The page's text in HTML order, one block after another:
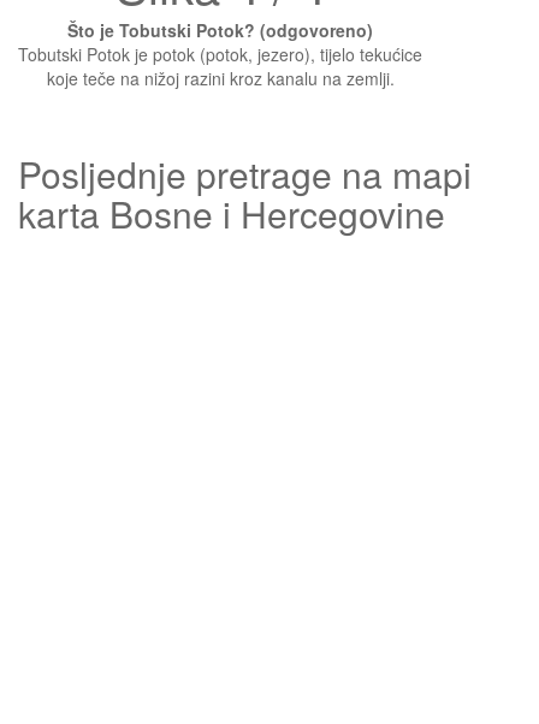
Što je Tobutski Potok? (odgovoreno)
Tobutski Potok je potok (potok, jezero), tijelo tekućice
koje teče na nižoj razini kroz kanalu na zemlji.
Posljednje pretrage na mapi
karta Bosne i Hercegovine